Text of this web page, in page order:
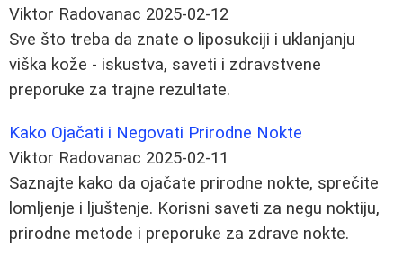
Viktor Radovanac 2025-02-12
Sve što treba da znate o liposukciji i uklanjanju
viška kože - iskustva, saveti i zdravstvene
preporuke za trajne rezultate.
Kako Ojačati i Negovati Prirodne Nokte
Viktor Radovanac 2025-02-11
Saznajte kako da ojačate prirodne nokte, sprečite
lomljenje i ljuštenje. Korisni saveti za negu noktiju,
prirodne metode i preporuke za zdrave nokte.